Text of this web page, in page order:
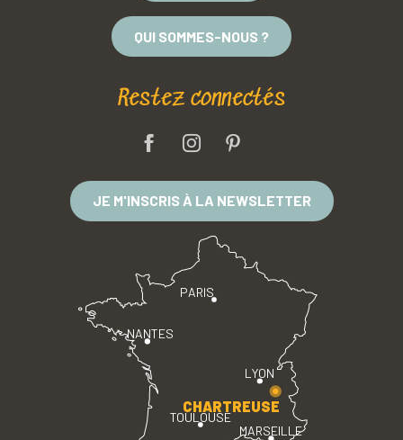
QUI SOMMES-NOUS ?
Restez connectés
JE M'INSCRIS À LA NEWSLETTER
PARIS
LYON
TOULOUSE
MARSEILLE
NANTES
CHARTREUSE